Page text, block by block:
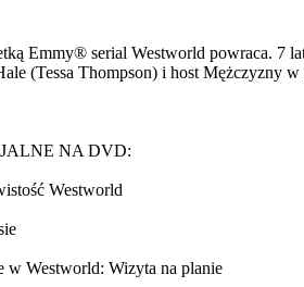
Emmy® serial Westworld powraca. 7
(Tessa Thompson) i host Mężczyzny
NA DVD:
Westworld
w Westworld: Wizyta na planie